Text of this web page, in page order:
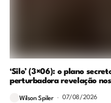
‘Silo’ (3×06): o plano
perturbadora revelação nos
Wilson Spiler 07/08/2026